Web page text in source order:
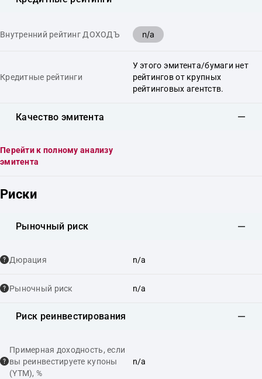
Внутренний рейтинг ДОХОДЪ n/a
Кредитные рейтинги
У этого эмитента/бумаги нет
рейтингов от крупных
рейтинговых агентств.
Качество эмитента
Перейти к полному анализу
эмитента
Риски
Рыночный риск
Дюрация n/a
Рыночный риск n/a
Риск реинвестирования
Примерная доходность, если
вы реинвестируете купоны
(YTM), %
n/a